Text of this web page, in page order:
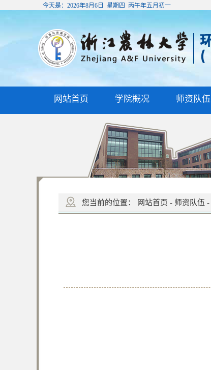
今天是： 2026年8月6日 星期四 丙午年五月初一
网站首页 学院概况 师资队伍
您当前的位置： 网站首页 - 师资队伍 -